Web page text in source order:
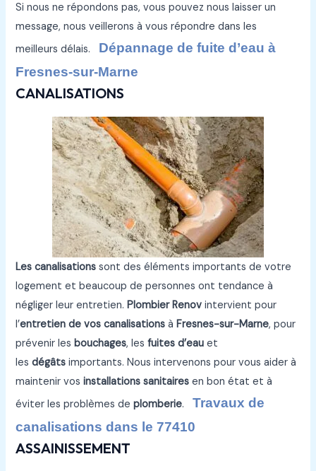
Si nous ne répondons pas, vous pouvez nous laisser un
message, nous veillerons à vous répondre dans les
meilleurs délais. Dépannage de fuite d’eau à
Fresnes-sur-Marne
CANALISATIONS
Les canalisations sont des éléments importants de votre
logement et beaucoup de personnes ont tendance à
négliger leur entretien.Plombier Renov intervient pour
l’entretien de vos canalisations àFresnes-sur-Marne, pour
prévenir lesbouchages, lesfuites d’eau et
lesdégâts importants. Nous intervenons pour vous aider à
maintenir vosinstallations sanitaires en bon état et à
éviter les problèmes deplomberie. Travaux de
canalisations dans le 77410
ASSAINISSEMENT